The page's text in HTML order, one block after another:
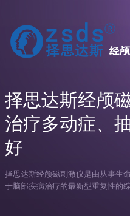
择思达斯经颅
治疗多动症、
好
择思达斯经颅磁刺激仪是由从事生
于脑部疾病治疗的最新型重复性的